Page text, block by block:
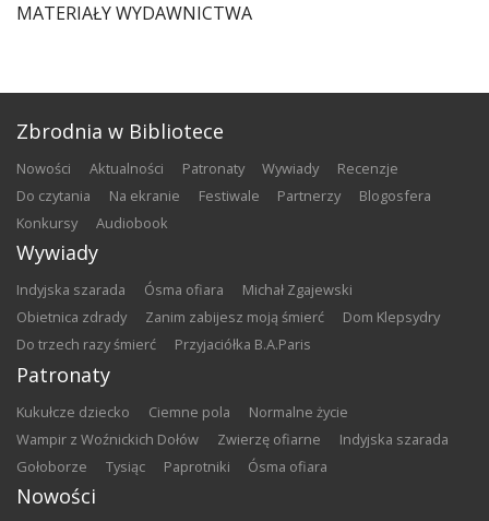
MATERIAŁY WYDAWNICTWA
Zbrodnia w Bibliotece
nowości aktualności patronaty wywiady
recenzje
do czytania
na ekranie festiwale partnerzy
blogosfera
konkursy
audiobook
Wywiady
Indyjska szarada Ósma ofiara
Michał Zgajewski
Obietnica zdrady
Zanim zabijesz moją śmierć
Dom Klepsydry
Do trzech razy śmierć
Przyjaciółka B.A.Paris
Patronaty
Kukułcze dziecko Ciemne pola
Normalne życie
Wampir z Woźnickich Dołów
Zwierzę ofiarne
Indyjska szarada
Gołoborze
Tysiąc Paprotniki Ósma ofiara
Nowości